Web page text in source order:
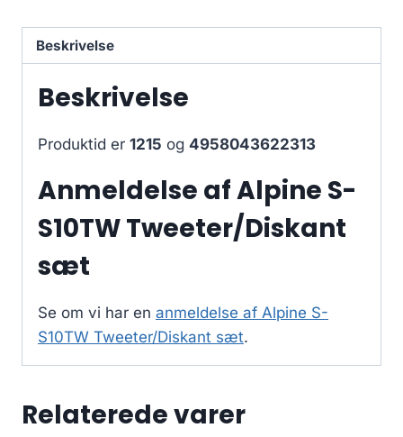
Beskrivelse
Beskrivelse
Produktid er 1215 og 4958043622313
Anmeldelse af Alpine S-
S10TW Tweeter/Diskant
sæt
Se om vi har en anmeldelse af Alpine S-
S10TW Tweeter/Diskant sæt.
Relaterede varer